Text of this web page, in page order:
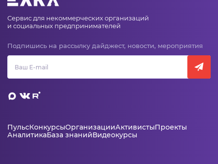
Сервис для некоммерческих организаций
и социальных предпринимателей
Подпишись на рассылку дайджест, новости, мероприятия
ПульсКонкурсыОрганизацииАктивистыПроекты
АналитикаБаза знанийВидеокурсы